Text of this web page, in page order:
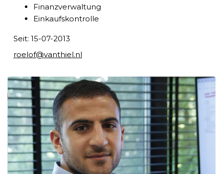
Finanzverwaltung
Einkaufskontrolle
Seit: 15-07-2013
roelof@vanthiel.nl